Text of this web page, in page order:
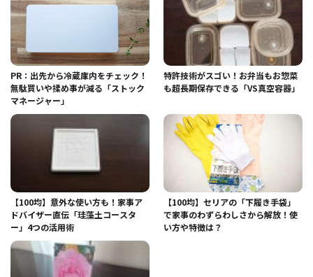
PR：出先から冷蔵庫内をチェック！
無駄買いや揉め事が減る「ストック
マネージャー」
特許技術がスゴい！お弁当もお惣菜
も超長期保存できる「VS真空容器」
【100均】意外な使い方も！家事ア
ドバイザー直伝「珪藻土コースタ
ー」4つの活用術
【100均】セリアの「下履き手袋」
で家事のわずらわしさから解放！使
い方や特徴は？